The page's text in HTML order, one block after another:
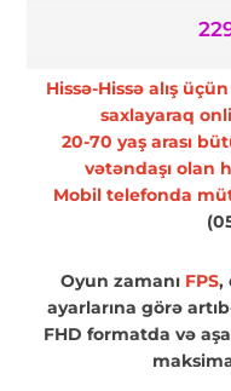
Hissə-Hissə alış
saxlayaraq
20-70 yaş arası
vətəndaşı olan
Mobil telefonda
Oyun zamanı FPS,
ayarlarına görə
FHD formatda və